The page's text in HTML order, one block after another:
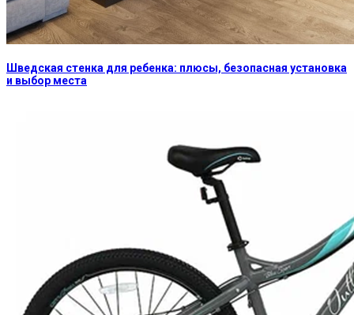
Шведская стенка для ребенка: плюсы, безопасная установка
и выбор места